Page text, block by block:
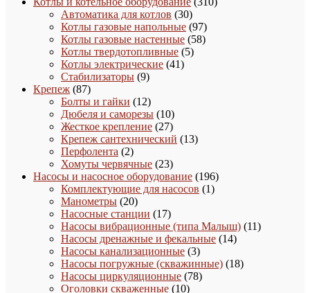
Автоматика для котлов 3030
товаров
Котлы газовые напольные 9797
товаров
Котлы газовые настенные 5858
Котлы твердотопливные 55
Котлы электрические 4141
Стабилизаторы 99
Крепеж 8787
товаров
Болты и гайки 1212
товаров
Дюбеля и саморезы 1010
товаров
Жесткое крепление 2727
товаров
Крепеж сантехнический 1313
Перфолента 22
товара
Хомуты червячные 2323
товара
Насосы и насосное оборудование 196196
Комплектующие для насосов 11
Манометры 2020
товаров
Насосные станции 1717
товаров
Насосы вибрационные (типа Малыш) 1111
Насосы дренажные и фекальные 1414
Насосы канализационные 33
товара
Насосы погружные (скважинные) 1818
Насосы циркуляционные 7878
Оголовки скваженные 1010